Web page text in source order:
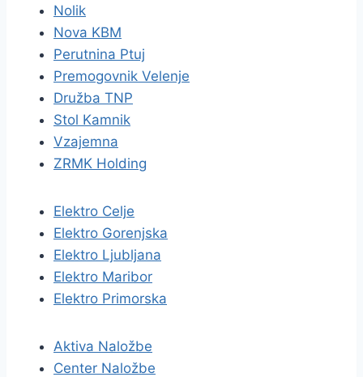
Nolik
Nova KBM
Perutnina Ptuj
Premogovnik Velenje
Družba TNP
Stol Kamnik
Vzajemna
ZRMK Holding
Elektro Celje
Elektro Gorenjska
Elektro Ljubljana
Elektro Maribor
Elektro Primorska
Aktiva Naložbe
Center Naložbe